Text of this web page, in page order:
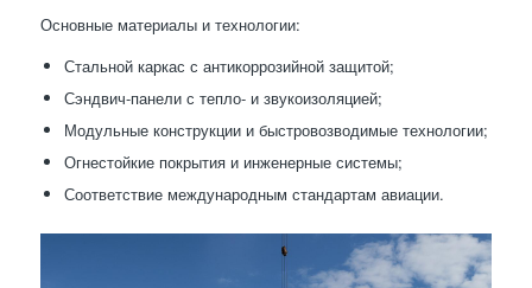
Основные материалы и технологии:
Стальной каркас с антикоррозийной защитой;
Сэндвич-панели с тепло- и звукоизоляцией;
Модульные конструкции и быстровозводимые технологии;
Огнестойкие покрытия и инженерные системы;
Соответствие международным стандартам авиации.